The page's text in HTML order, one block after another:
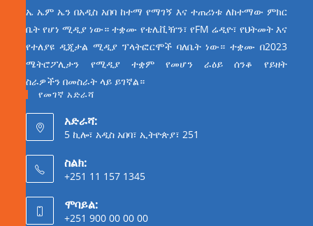
ኤ ኤም ኤን በአዲስ አበባ ከተማ የማገኝ እና ተጠሪነቱ ለከተማው ምክር
ቤት የሆነ ሚዲያ ነው። ተቋሙ የቴሌቪዥን፣ የFM ሬዲዮ፣ የህትመት እና
የተለያዩ ዲጂታል ሚዲያ ፕላትፎርሞች ባለቤት ነው። ተቋሙ በ2023
ሜትሮፖሊታን የሚዲያ ተቋም የመሆን ራዕይ ሰንቆ የይዘት
ስራዎችን በመስራት ላይ ይገኛል።
የመገኛ አድራሻ
አድራሻ:
5 ኪሎ፣ አዲስ አበባ፣ ኢትዮጵያ፣ 251
ስልክ:
+251 11 157 1345
ሞባይል:
+251 900 00 00 00